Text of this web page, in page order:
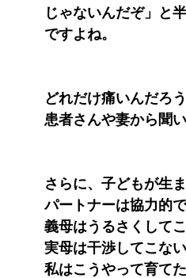
じゃないんだぞ」と
ですよね。
どれだけ痛いんだろ
患者さんや妻から聞
さらに、子どもが生
パートナーは協力的
義母はうるさくして
実母は干渉してこな
私はこうやって育て